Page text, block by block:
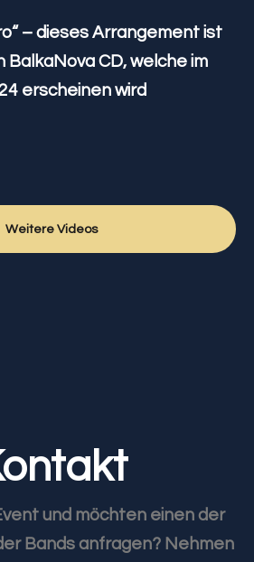
– dieses Arrangement ist
BalkaNova CD, welche im
erscheinen wird
Weitere Videos
und möchten einen der
Bands anfragen? Nehmen